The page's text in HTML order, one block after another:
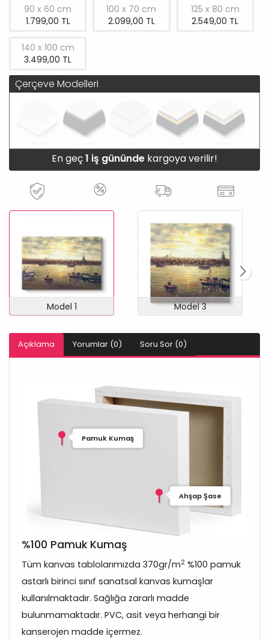
90 x 60 cm
1.799,00 TL
100 x 70 cm
2.099,00 TL
125 x 80 cm
2.549,00 TL
140 x 100 cm
3.499,00 TL
Çerçeve Modelleri
En geç1 iş gününde kargoya verilir!
Model 1 Model 3
Açıklama Yorumlar (0) Soru Sor (0)
Pamuk Kumaş
Ahşap Şase
%100 Pamuk Kumaş
Tüm kanvas tablolarımızda 370gr/m2 %100 pamuk
astarlı birinci sınıf sanatsal kanvas kumaşlar
kullanılmaktadır. Sağlığa zararlı madde
bulunmamaktadır. PVC, asit veya herhangi bir
kanserojen madde içermez.